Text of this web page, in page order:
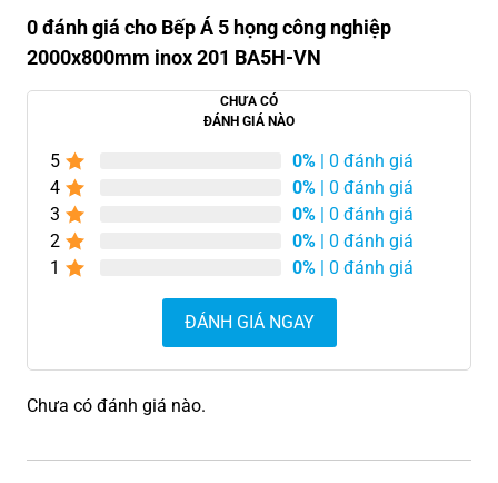
0 đánh giá cho Bếp Á 5 họng công nghiệp
2000x800mm inox 201 BA5H-VN
CHƯA CÓ
ĐÁNH GIÁ NÀO
5 0% | 0 đánh giá
4
0% | 0 đánh giá
3
0% | 0 đánh giá
2
0% | 0 đánh giá
1
0% | 0 đánh giá
ĐÁNH GIÁ NGAY
Chưa có đánh giá nào.